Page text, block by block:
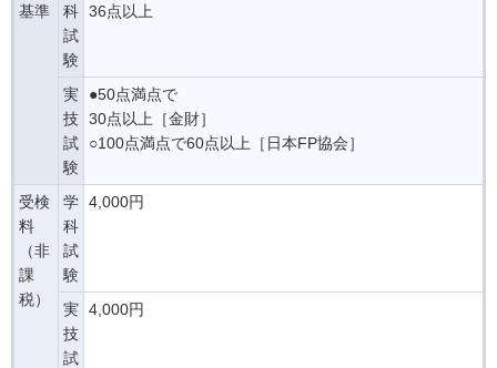
基準
科
試
験
36点以上
実
技
試
験
●50点満点で
30点以上［金財］
○100点満点で60点以上［日本FP協会］
受検
料
（非
課
税）
学
科
試
験
4,000円
実
技
試
4,000円